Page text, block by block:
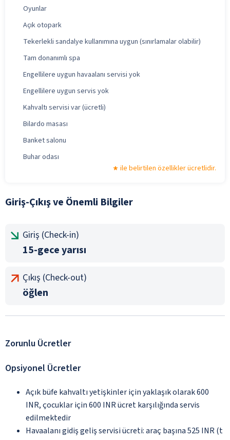
Oyunlar
Açık otopark
Tekerlekli sandalye kullanımına uygun (sınırlamalar olabilir)
Tam donanımlı spa
Engellilere uygun havaalanı servisi yok
Engellilere uygun servis yok
Kahvaltı servisi var (ücretli)
Bilardo masası
Banket salonu
Buhar odası
ile belirtilen özellikler ücretlidir.
Giriş-Çıkış ve Önemli Bilgiler
Giriş (Check-in)
15-gece yarısı
Çıkış (Check-out)
öğlen
Zorunlu Ücretler
Opsiyonel Ücretler
Açık büfe kahvaltı yetişkinler için yaklaşık olarak 600
INR, çocuklar için 600 INR ücret karşılığında servis
edilmektedir
Havaalanı gidiş geliş servisi ücreti: araç başına 525 INR (t